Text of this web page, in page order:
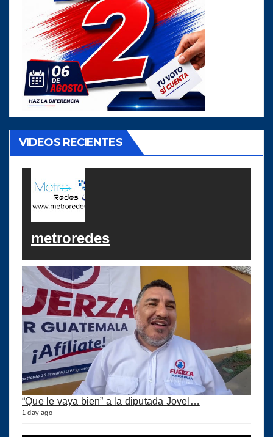
VIDEOS RECIENTES
metroredes
“Que le vaya bien” a la diputada Jovel…
1 day ago